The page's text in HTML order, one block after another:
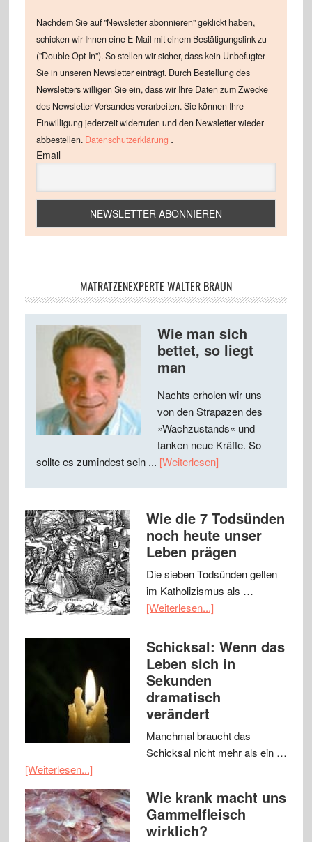
Nachdem Sie auf "Newsletter abonnieren" geklickt haben,
schicken wir Ihnen eine E-Mail mit einem Bestätigungslink zu
("Double Opt-In"). So stellen wir sicher, dass kein Unbefugter
Sie in unseren Newsletter einträgt. Durch Bestellung des
Newsletters willigen Sie ein, dass wir Ihre Daten zum Zwecke
des Newsletter-Versandes verarbeiten. Sie können Ihre
Einwilligung jederzeit widerrufen und den Newsletter wieder
abbestellen. Datenschutzerklärung .
Email
MATRATZENEXPERTE WALTER BRAUN
Wie man sich
bettet, so liegt
man
Nachts erholen wir uns
von den Strapazen des
»Wachzustands« und
tanken neue Kräfte. So
sollte es zumindest sein ... [Weiterlesen]
Wie die 7 Todsünden
noch heute unser
Leben prägen
Die sieben Todsünden gelten
im Katholizismus als …
[Weiterlesen...]
Schicksal: Wenn das
Leben sich in
Sekunden
dramatisch
verändert
Manchmal braucht das
Schicksal nicht mehr als ein …
[Weiterlesen...]
Wie krank macht uns
Gammelfleisch
wirklich?